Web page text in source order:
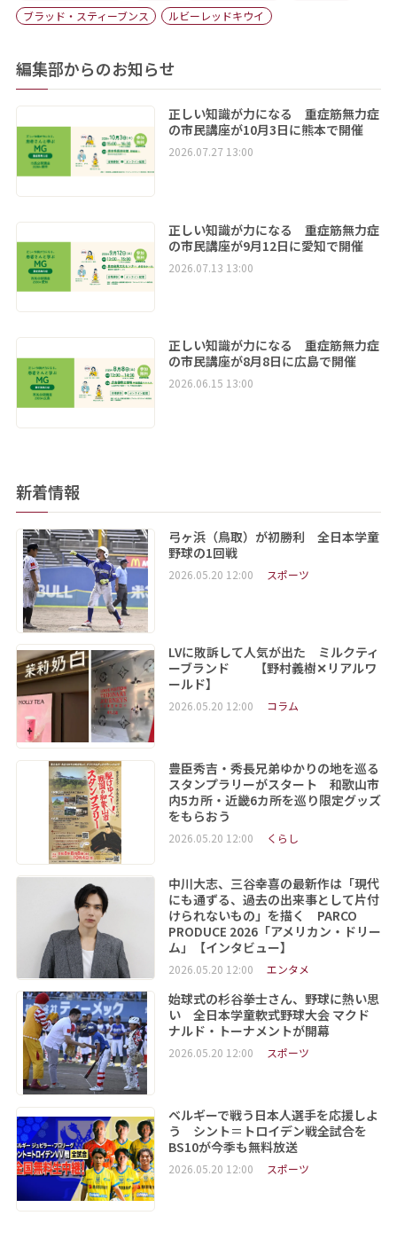
ブラッド・スティーブンス
ルビーレッドキウイ
編集部からのお知らせ
正しい知識が力になる 重症筋無力症
の市民講座が10月3日に熊本で開催
2026.07.27 13:00
正しい知識が力になる 重症筋無力症
の市民講座が9月12日に愛知で開催
2026.07.13 13:00
正しい知識が力になる 重症筋無力症
の市民講座が8月8日に広島で開催
2026.06.15 13:00
新着情報
弓ヶ浜（鳥取）が初勝利 全日本学童
野球の1回戦
2026.05.20 12:00 スポーツ
LVに敗訴して人気が出た ミルクティ
ーブランド 【野村義樹✕リアルワ
ールド】
2026.05.20 12:00 コラム
豊臣秀吉・秀長兄弟ゆかりの地を巡る
スタンプラリーがスタート 和歌山市
内5カ所・近畿6カ所を巡り限定グッズ
をもらおう
2026.05.20 12:00 くらし
中川大志、三谷幸喜の最新作は「現代
にも通ずる、過去の出来事として片付
けられないもの」を描く PARCO
PRODUCE 2026「アメリカン・ドリー
ム」【インタビュー】
2026.05.20 12:00 エンタメ
始球式の杉谷拳士さん、野球に熱い思
い 全日本学童軟式野球大会 マクド
ナルド・トーナメントが開幕
2026.05.20 12:00 スポーツ
ベルギーで戦う日本人選手を応援しよ
う シント＝トロイデン戦全試合を
BS10が今季も無料放送
2026.05.20 12:00 スポーツ